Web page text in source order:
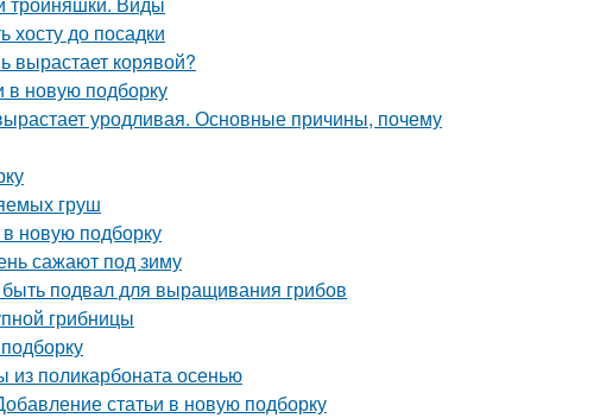
хосту до посадки
вырастает корявой?
в новую подборку
уродливая. Основные причины, почему
груш
новую подборку
сажают под зиму
подвал для выращивания грибов
грибницы
поликарбоната осенью
статьи в новую подборку